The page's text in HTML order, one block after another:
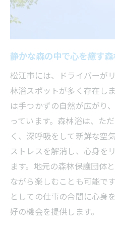
ドライバーにおす
プラン
島根県松江市の郷土
彩る
松江で味わうべき
ドライバーにおす
地元食材を使った
松江ならではのス
ドライバーが立
食の楽しみでリフ
ドライバーとして地域
静かな森の中で心を癒す
松江市には、ドライバーが
林浴スポットが多く存在し
は手つかずの自然が広がり
っています。森林浴は、た
く、深呼吸をして新鮮な空
ストレスを解消し、心身を
ます。地元の森林保護団体
ながら楽しむことも可能で
としての仕事の合間に心身
好の機会を提供します。